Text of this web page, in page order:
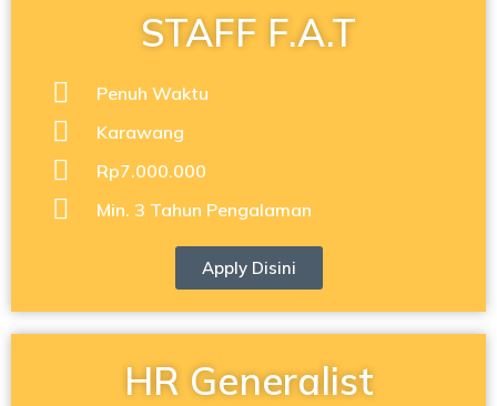
STAFF F.A.T
Penuh Waktu
Karawang
Rp7.000.000
Min. 3 Tahun Pengalaman
Apply Disini
HR Generalist